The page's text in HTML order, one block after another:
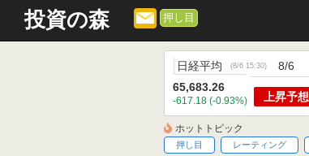
投資の森 押し目
日経平均 (8/6 15:30)
65,683.26
-617.18 (-0.93%)
8/6
上昇予想
ホットトピック
押し目 レーティング